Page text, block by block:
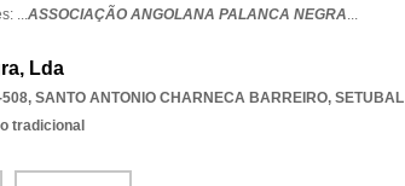
...ASSOCIAÇÃO ANGOLANA PALANCA NEGRA...
Lda
508, SANTO ANTONIO CHARNECA BARREIRO, SETUBAL
tradicional